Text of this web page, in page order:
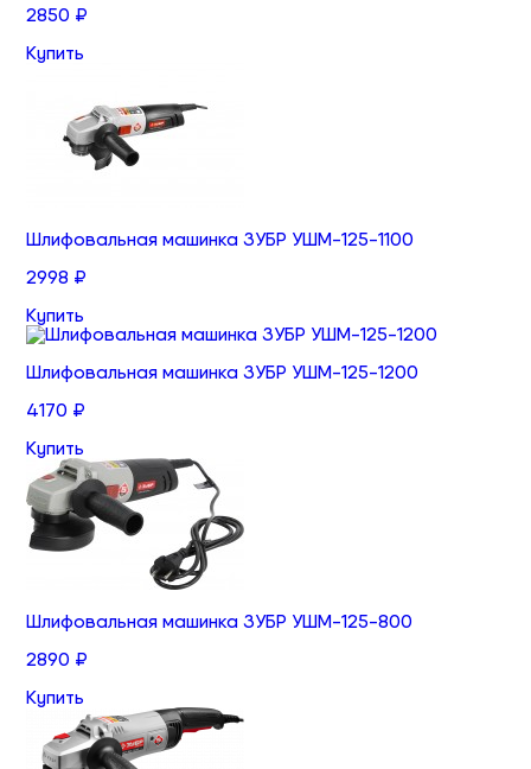
2850 ₽
Купить
Шлифовальная машинка ЗУБР УШМ-125-1100
2998 ₽
Купить
Шлифовальная машинка ЗУБР УШМ-125-1200
4170 ₽
Купить
Шлифовальная машинка ЗУБР УШМ-125-800
2890 ₽
Купить